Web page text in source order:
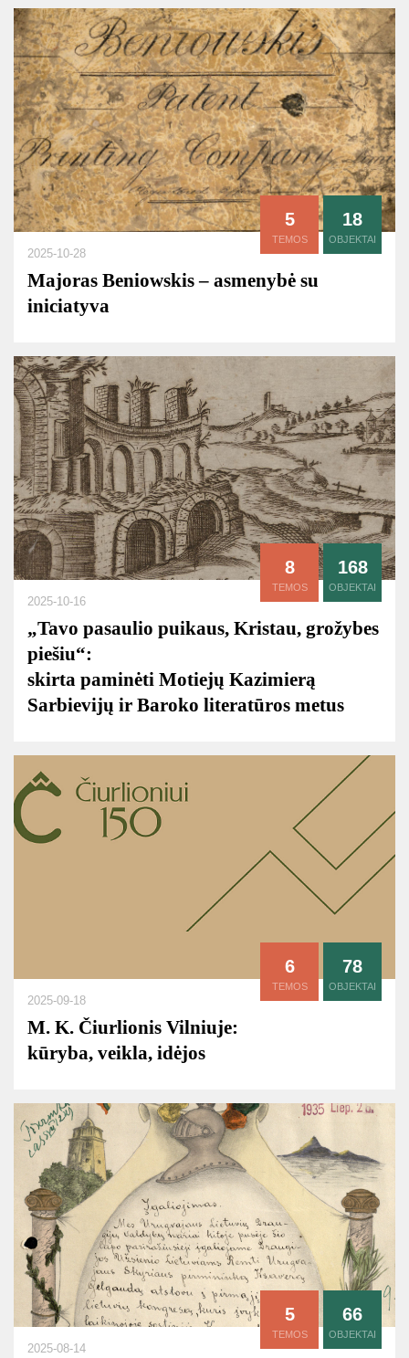
5
TEMOS
18
OBJEKTAI
2025-10-28
Majoras Beniowskis – asmenybė su
iniciatyva
8
TEMOS
168
OBJEKTAI
2025-10-16
„Tavo pasaulio puikaus, Kristau, grožybes
piešiu“:
skirta paminėti Motiejų Kazimierą
Sarbievijų ir Baroko literatūros metus
6
TEMOS
78
OBJEKTAI
2025-09-18
M. K. Čiurlionis Vilniuje:
kūryba, veikla, idėjos
5
TEMOS
66
OBJEKTAI
2025-08-14